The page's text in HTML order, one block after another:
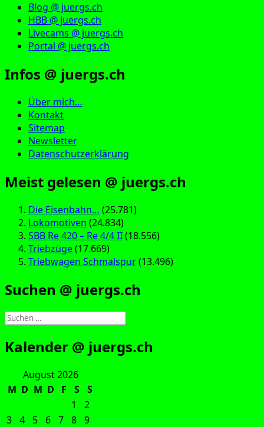
Blog @ juergs.ch
HBB @ juergs.ch
Livecams @ juergs.ch
Portal @ juergs.ch
Infos @ juergs.ch
Über mich…
Kontakt
Sitemap
Newsletter
Datenschutzerklärung
Meist gelesen @ juergs.ch
Die Eisenbahn… (25.781)
Lokomotiven (24.834)
SBB Re 420 – Re 4/4 II(18.556)
Triebzüge(17.669)
Triebwagen Schmalspur(13.496)
Suchen @ juergs.ch
Suchen
nach:
Kalender @ juergs.ch
August 2026
M D M D F S
S
1
2
3 4 5 6 7 8 9